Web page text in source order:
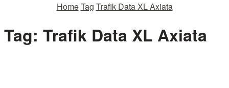
HomeTag Trafik Data XL Axiata
Tag: Trafik Data XL Axiata